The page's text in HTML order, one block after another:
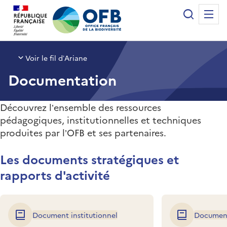
Office français de la biodiversité
Recherche
Voir le fil d’Ariane
Documentation
Découvrez l’ensemble des ressources
pédagogiques, institutionnelles et techniques
produites par l’OFB et ses partenaires.
Les documents stratégiques et
rapports d'activité
Document institutionnel
Panneau de gestion des cookies